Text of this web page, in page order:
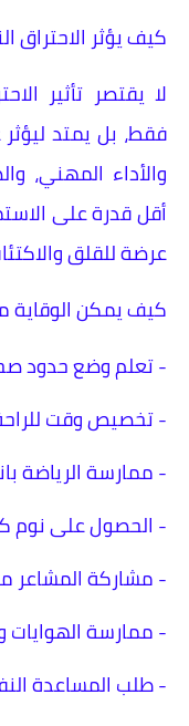
كيف يؤثر الاحتراق
لا يقتصر تأثير
فقط، بل يمتد ليؤثر
والأداء المهني،
أقل قدرة على
عرضة للقلق
كيف يمكن الوقاية
- تعلم وضع حدود
- تخصيص وقت
- ممارسة الرياضة
- الحصول على نوم
- مشاركة
- ممارسة الهوايات
- طلب المساعدة